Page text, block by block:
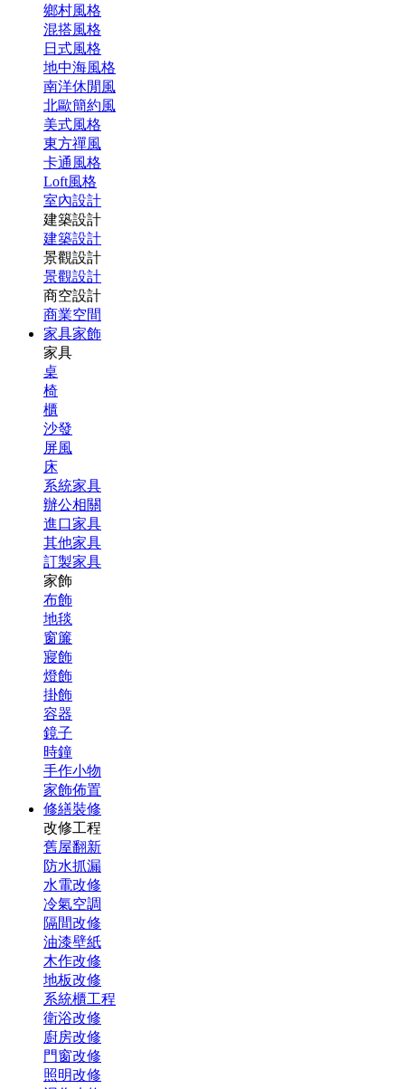
鄉村風格
混搭風格
日式風格
地中海風格
南洋休閒風
北歐簡約風
美式風格
東方禪風
卡通風格
Loft風格
室內設計
建築設計
建築設計
景觀設計
景觀設計
商空設計
商業空間
家具家飾
家具
桌
椅
櫃
沙發
屏風
床
系統家具
辦公相關
進口家具
其他家具
訂製家具
家飾
布飾
地毯
窗簾
寢飾
燈飾
掛飾
容器
鏡子
時鐘
手作小物
家飾佈置
修繕裝修
改修工程
舊屋翻新
防水抓漏
水電改修
冷氣空調
隔間改修
油漆壁紙
木作改修
地板改修
系統櫃工程
衛浴改修
廚房改修
門窗改修
照明改修